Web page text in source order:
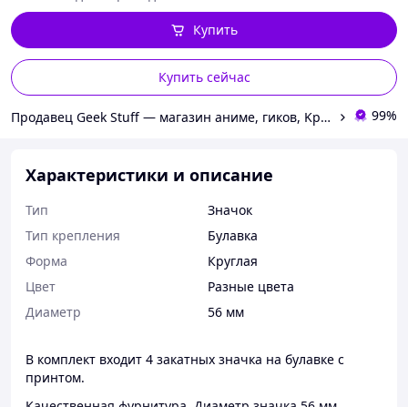
Купить сейчас
Купить
Продавец Geek Stuff — магазин аниме, гиков, Kpop товаров. Сувениры с вашим принтом и полиграфия 99%
Характеристики и описание
Тип
Значок
Тип крепления
Булавка
Форма
Круглая
Цвет
Разные цвета
Диаметр
56 мм
В комплект входит 4 закатных значка на булавке с
принтом.